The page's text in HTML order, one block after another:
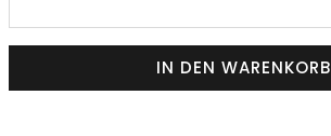
IN DEN WARENKORB